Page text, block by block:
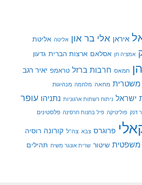
איראן אלי בר און אליטה אליטת
אמציה חן אסלאם ארצות הברית גדעון
חמאס חרבות ברזל טראמפ יאיר רגב
מחאה מלחמה מנהיגות
ישראל ניתוח רשתות ארגוניות נתניהו עופר
דנק פוליטיקה פיל בחנות חרסינה פלסטינים
פרוגרס צבא צה"ל קורונה רוסיה
משפטית שיטור שרית אונגר משיח תהילים